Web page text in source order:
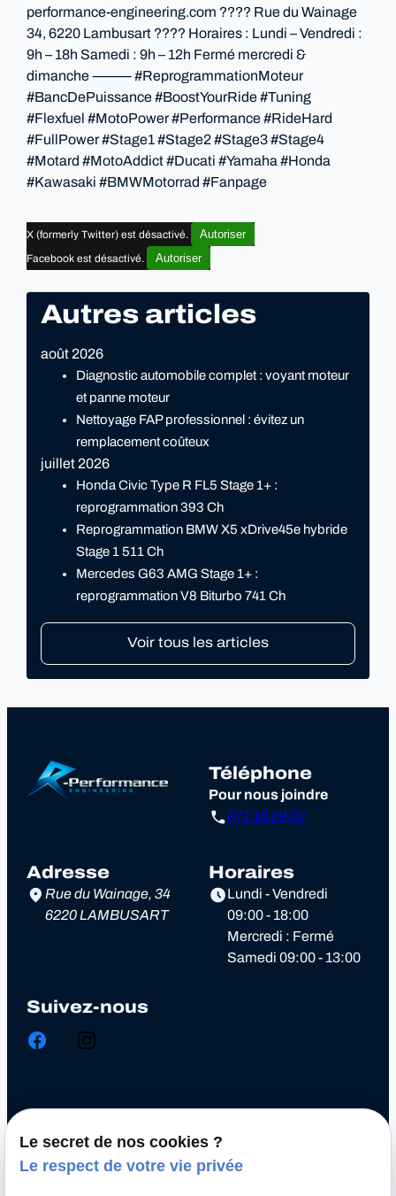
performance-engineering.com ???? Rue du Wainage
34, 6220 Lambusart ???? Horaires : Lundi – Vendredi :
9h – 18h Samedi : 9h – 12h Fermé mercredi &
dimanche ⸻ #ReprogrammationMoteur
#BancDePuissance #BoostYourRide #Tuning
#Flexfuel #MotoPower #Performance #RideHard
#FullPower #Stage1 #Stage2 #Stage3 #Stage4
#Motard #MotoAddict #Ducati #Yamaha #Honda
#Kawasaki #BMWMotorrad #Fanpage
X (formerly Twitter) est désactivé. Autoriser
Facebook est désactivé. Autoriser
Autres articles
août 2026
Diagnostic automobile complet : voyant moteur
et panne moteur
Nettoyage FAP professionnel : évitez un
remplacement coûteux
juillet 2026
Honda Civic Type R FL5 Stage 1+ :
reprogrammation 393 Ch
Reprogrammation BMW X5 xDrive45e hybride
Stage 1 511 Ch
Mercedes G63 AMG Stage 1+ :
reprogrammation V8 Biturbo 741 Ch
Voir tous les articles
Téléphone
Pour nous joindre
071 18 29 03
Adresse
Rue du Wainage, 34
6220 LAMBUSART
Horaires
Lundi - Vendredi
09:00 - 18:00
Mercredi : Fermé
Samedi 09:00 - 13:00
Suivez-nous
Optimisation automobile
Diagnostic électronique
Le secret de nos cookies ?
Le respect de votre vie privée